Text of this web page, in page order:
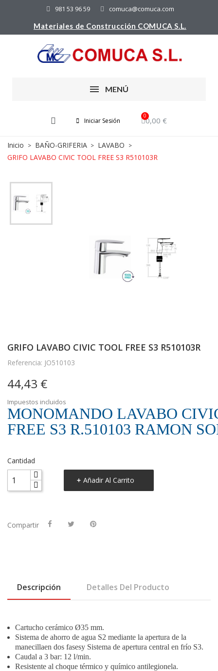
981 53 96 59
comuca@comuca.com
Materiales de Construcción COMUCA S.L.
MENÚ
Iniciar Sesión 0,00 €
Inicio BAÑO-GRIFERIA
LAVABO
GRIFO LAVABO CIVIC TOOL FREE S3 R510103R
GRIFO LAVABO CIVIC TOOL FREE S3 R510103R
Referencia: JO510103
44,43 €
Impuestos incluidos
MONOMANDO LAVABO
FREE S3 R.510103 RAMON
Cantidad
Añadir Al Carrito
Compartir
Descripción Detalles Del Producto
Cartucho cerámico Ø35 mm.
Sistema de ahorro de agua S2 mediante la apertura de la
manecillaen dos fasesy Sistema de apertura central en frío S3.
Caudal a 3 bar: 12 l/min.
Resistente al choque térmico y químico antilegionela.